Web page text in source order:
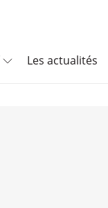
Les actualités